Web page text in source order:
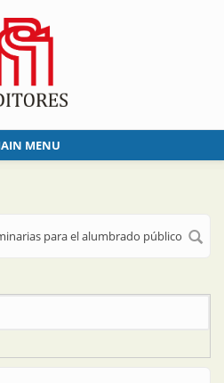
MENU
para el alumbrado público